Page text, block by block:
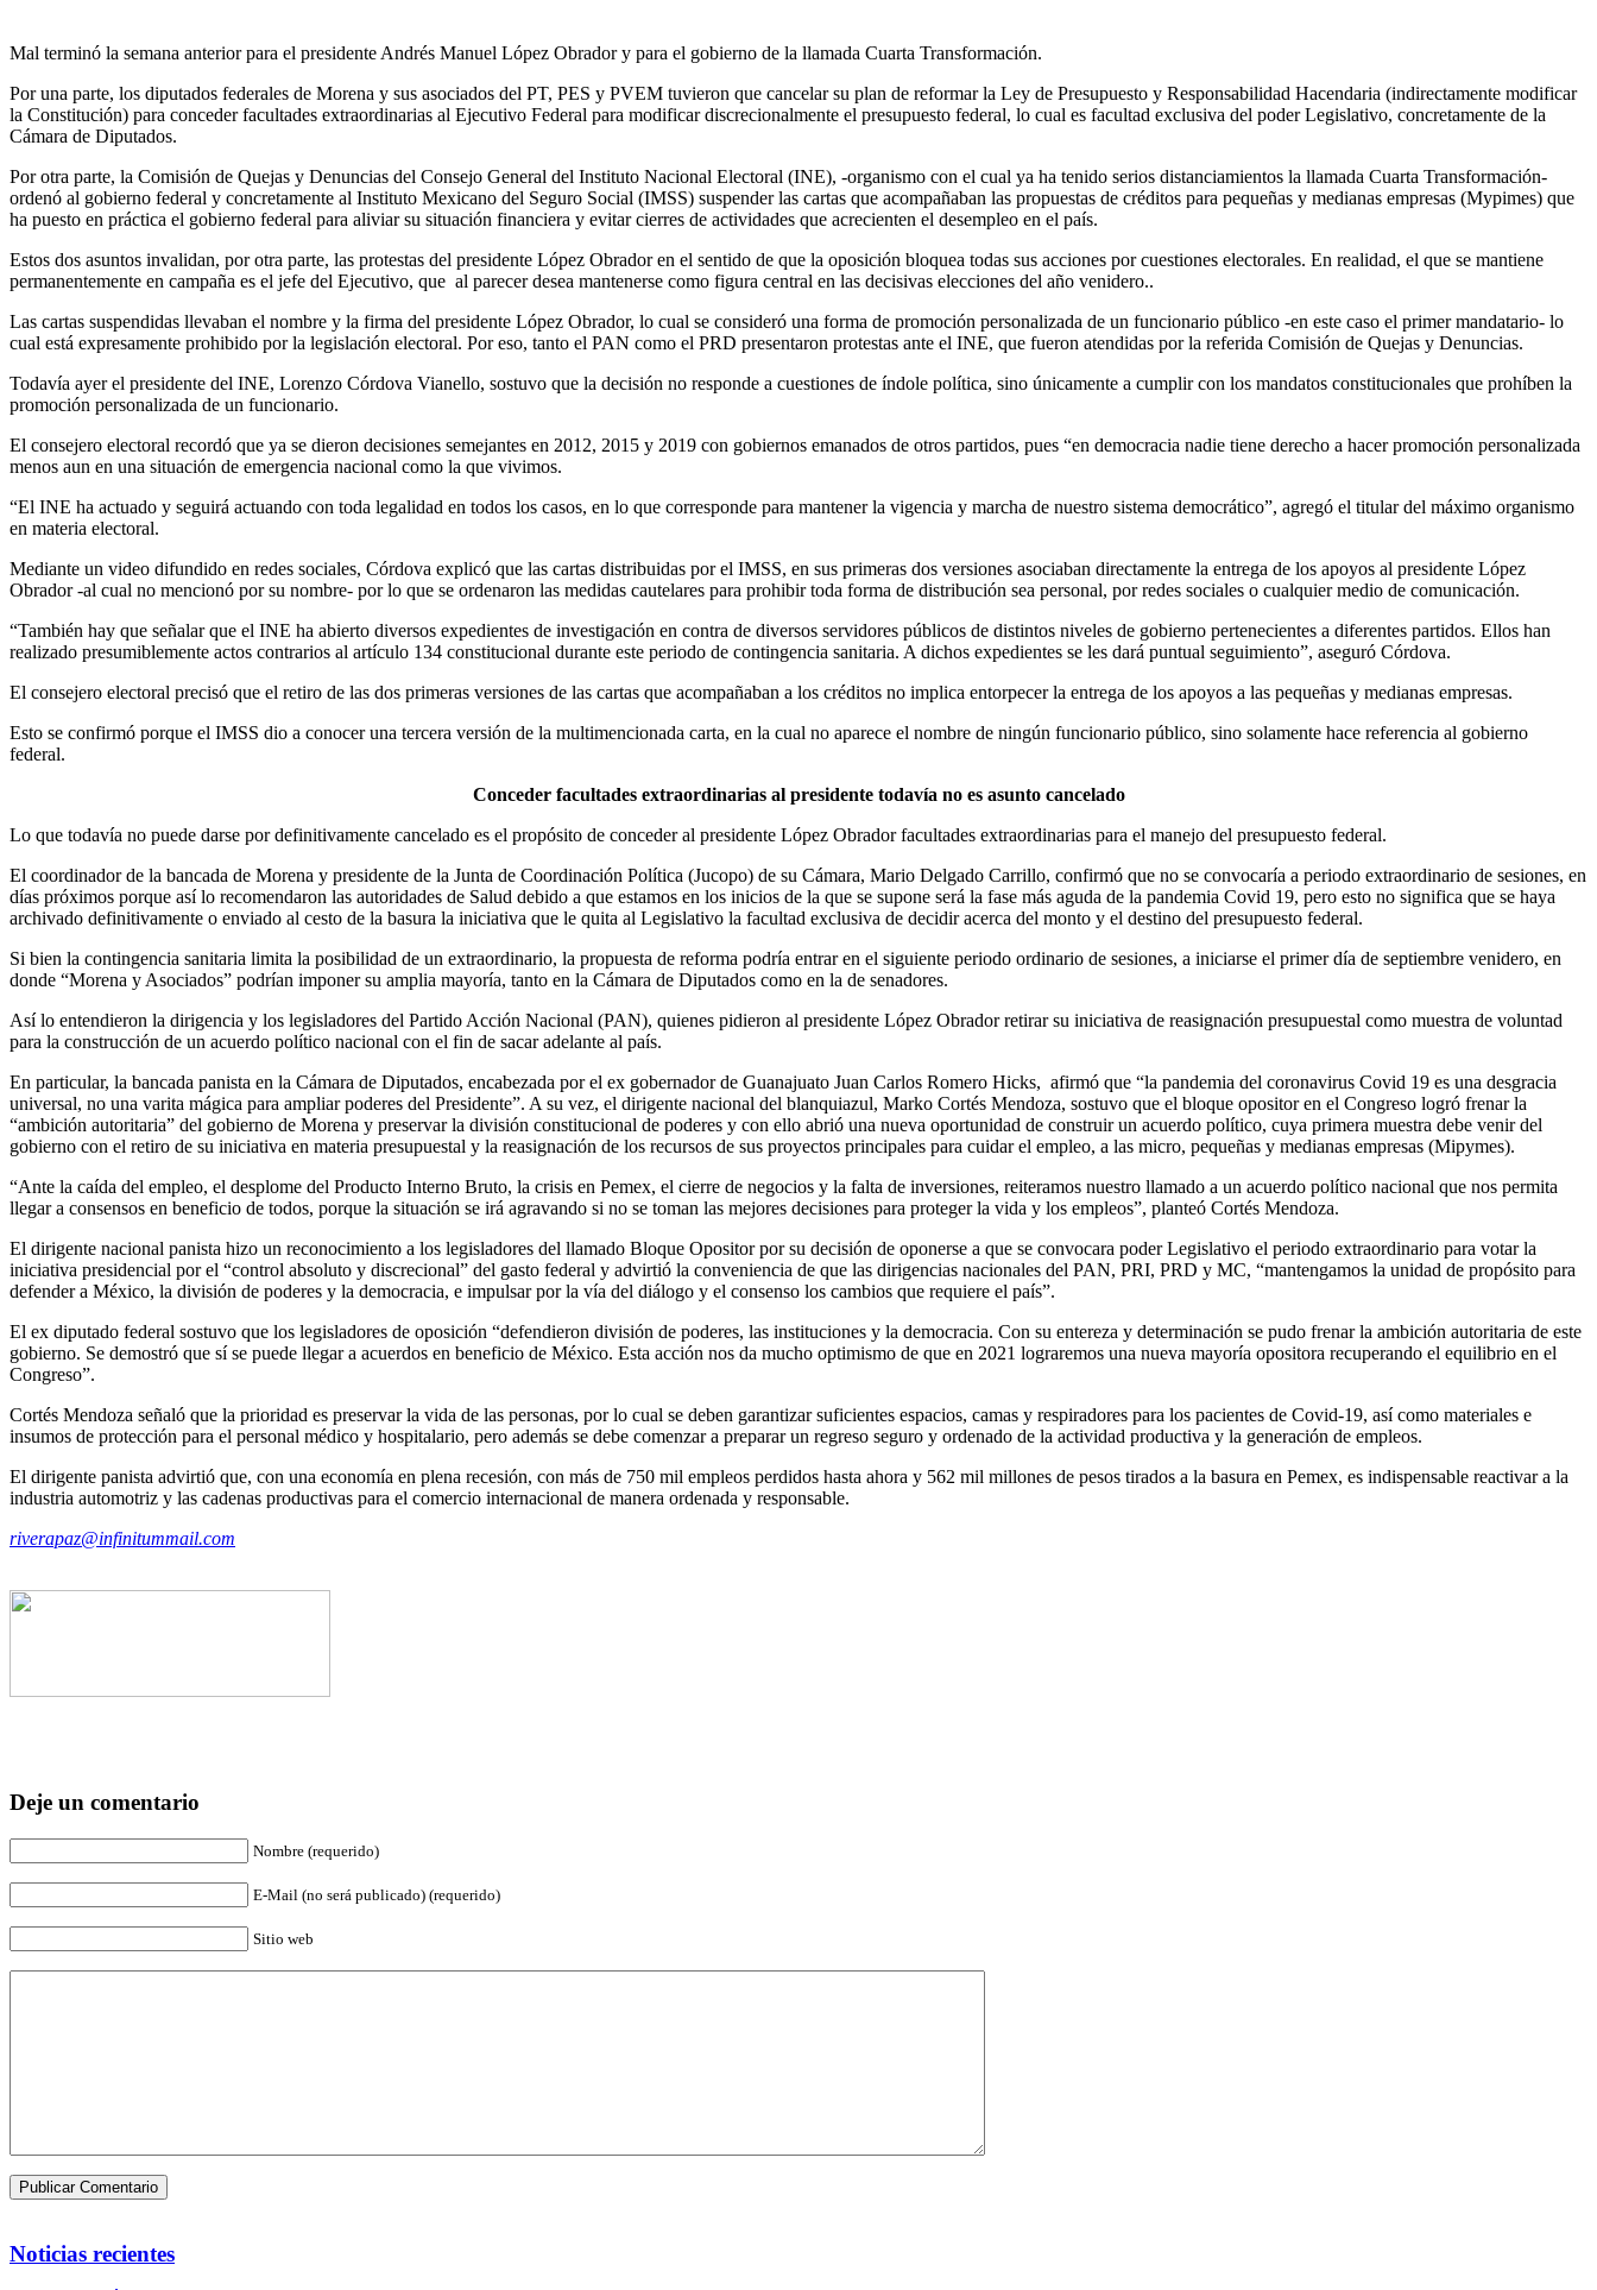
Mal terminó la semana anterior para el presidente Andrés Manuel López Obrador y para el gobierno de la llamada Cuarta Transformación.
Por una parte, los diputados federales de Morena y sus asociados del PT, PES y PVEM tuvieron que cancelar su plan de reformar la Ley de Presupuesto y Responsabilidad Hacendaria (indirectamente modificar
la Constitución) para conceder facultades extraordinarias al Ejecutivo Federal para modificar discrecionalmente el presupuesto federal, lo cual es facultad exclusiva del poder Legislativo, concretamente de la
Cámara de Diputados.
Por otra parte, la Comisión de Quejas y Denuncias del Consejo General del Instituto Nacional Electoral (INE), -organismo con el cual ya ha tenido serios distanciamientos la llamada Cuarta Transformación-
ordenó al gobierno federal y concretamente al Instituto Mexicano del Seguro Social (IMSS) suspender las cartas que acompañaban las propuestas de créditos para pequeñas y medianas empresas (Mypimes) que
ha puesto en práctica el gobierno federal para aliviar su situación financiera y evitar cierres de actividades que acrecienten el desempleo en el país.
Estos dos asuntos invalidan, por otra parte, las protestas del presidente López Obrador en el sentido de que la oposición bloquea todas sus acciones por cuestiones electorales. En realidad, el que se mantiene
permanentemente en campaña es el jefe del Ejecutivo, que al parecer desea mantenerse como figura central en las decisivas elecciones del año venidero..
Las cartas suspendidas llevaban el nombre y la firma del presidente López Obrador, lo cual se consideró una forma de promoción personalizada de un funcionario público -en este caso el primer mandatario- lo
cual está expresamente prohibido por la legislación electoral. Por eso, tanto el PAN como el PRD presentaron protestas ante el INE, que fueron atendidas por la referida Comisión de Quejas y Denuncias.
Todavía ayer el presidente del INE, Lorenzo Córdova Vianello, sostuvo que la decisión no responde a cuestiones de índole política, sino únicamente a cumplir con los mandatos constitucionales que prohíben la
promoción personalizada de un funcionario.
El consejero electoral recordó que ya se dieron decisiones semejantes en 2012, 2015 y 2019 con gobiernos emanados de otros partidos, pues “en democracia nadie tiene derecho a hacer promoción personalizada
menos aun en una situación de emergencia nacional como la que vivimos.
“El INE ha actuado y seguirá actuando con toda legalidad en todos los casos, en lo que corresponde para mantener la vigencia y marcha de nuestro sistema democrático”, agregó el titular del máximo organismo
en materia electoral.
Mediante un video difundido en redes sociales, Córdova explicó que las cartas distribuidas por el IMSS, en sus primeras dos versiones asociaban directamente la entrega de los apoyos al presidente López
Obrador -al cual no mencionó por su nombre- por lo que se ordenaron las medidas cautelares para prohibir toda forma de distribución sea personal, por redes sociales o cualquier medio de comunicación.
“También hay que señalar que el INE ha abierto diversos expedientes de investigación en contra de diversos servidores públicos de distintos niveles de gobierno pertenecientes a diferentes partidos. Ellos han
realizado presumiblemente actos contrarios al artículo 134 constitucional durante este periodo de contingencia sanitaria. A dichos expedientes se les dará puntual seguimiento”, aseguró Córdova.
El consejero electoral precisó que el retiro de las dos primeras versiones de las cartas que acompañaban a los créditos no implica entorpecer la entrega de los apoyos a las pequeñas y medianas empresas.
Esto se confirmó porque el IMSS dio a conocer una tercera versión de la multimencionada carta, en la cual no aparece el nombre de ningún funcionario público, sino solamente hace referencia al gobierno
federal.
Conceder facultades extraordinarias al presidente todavía no es asunto cancelado
Lo que todavía no puede darse por definitivamente cancelado es el propósito de conceder al presidente López Obrador facultades extraordinarias para el manejo del presupuesto federal.
El coordinador de la bancada de Morena y presidente de la Junta de Coordinación Política (Jucopo) de su Cámara, Mario Delgado Carrillo, confirmó que no se convocaría a periodo extraordinario de sesiones, en
días próximos porque así lo recomendaron las autoridades de Salud debido a que estamos en los inicios de la que se supone será la fase más aguda de la pandemia Covid 19, pero esto no significa que se haya
archivado definitivamente o enviado al cesto de la basura la iniciativa que le quita al Legislativo la facultad exclusiva de decidir acerca del monto y el destino del presupuesto federal.
Si bien la contingencia sanitaria limita la posibilidad de un extraordinario, la propuesta de reforma podría entrar en el siguiente periodo ordinario de sesiones, a iniciarse el primer día de septiembre venidero, en
donde “Morena y Asociados” podrían imponer su amplia mayoría, tanto en la Cámara de Diputados como en la de senadores.
Así lo entendieron la dirigencia y los legisladores del Partido Acción Nacional (PAN), quienes pidieron al presidente López Obrador retirar su iniciativa de reasignación presupuestal como muestra de voluntad
para la construcción de un acuerdo político nacional con el fin de sacar adelante al país.
En particular, la bancada panista en la Cámara de Diputados, encabezada por el ex gobernador de Guanajuato Juan Carlos Romero Hicks, afirmó que “la pandemia del coronavirus Covid 19 es una desgracia
universal, no una varita mágica para ampliar poderes del Presidente”. A su vez, el dirigente nacional del blanquiazul, Marko Cortés Mendoza, sostuvo que el bloque opositor en el Congreso logró frenar la
“ambición autoritaria” del gobierno de Morena y preservar la división constitucional de poderes y con ello abrió una nueva oportunidad de construir un acuerdo político, cuya primera muestra debe venir del
gobierno con el retiro de su iniciativa en materia presupuestal y la reasignación de los recursos de sus proyectos principales para cuidar el empleo, a las micro, pequeñas y medianas empresas (Mipymes).
“Ante la caída del empleo, el desplome del Producto Interno Bruto, la crisis en Pemex, el cierre de negocios y la falta de inversiones, reiteramos nuestro llamado a un acuerdo político nacional que nos permita
llegar a consensos en beneficio de todos, porque la situación se irá agravando si no se toman las mejores decisiones para proteger la vida y los empleos”, planteó Cortés Mendoza.
El dirigente nacional panista hizo un reconocimiento a los legisladores del llamado Bloque Opositor por su decisión de oponerse a que se convocara poder Legislativo el periodo extraordinario para votar la
iniciativa presidencial por el “control absoluto y discrecional” del gasto federal y advirtió la conveniencia de que las dirigencias nacionales del PAN, PRI, PRD y MC, “mantengamos la unidad de propósito para
defender a México, la división de poderes y la democracia, e impulsar por la vía del diálogo y el consenso los cambios que requiere el país”.
El ex diputado federal sostuvo que los legisladores de oposición “defendieron división de poderes, las instituciones y la democracia. Con su entereza y determinación se pudo frenar la ambición autoritaria de este
gobierno. Se demostró que sí se puede llegar a acuerdos en beneficio de México. Esta acción nos da mucho optimismo de que en 2021 lograremos una nueva mayoría opositora recuperando el equilibrio en el
Congreso”.
Cortés Mendoza señaló que la prioridad es preservar la vida de las personas, por lo cual se deben garantizar suficientes espacios, camas y respiradores para los pacientes de Covid-19, así como materiales e
insumos de protección para el personal médico y hospitalario, pero además se debe comenzar a preparar un regreso seguro y ordenado de la actividad productiva y la generación de empleos.
El dirigente panista advirtió que, con una economía en plena recesión, con más de 750 mil empleos perdidos hasta ahora y 562 mil millones de pesos tirados a la basura en Pemex, es indispensable reactivar a la
industria automotriz y las cadenas productivas para el comercio internacional de manera ordenada y responsable.
riverapaz@infinitummail.com
Deje un comentario
Nombre (requerido)
E-Mail (no será publicado) (requerido)
Sitio web
Noticias recientes